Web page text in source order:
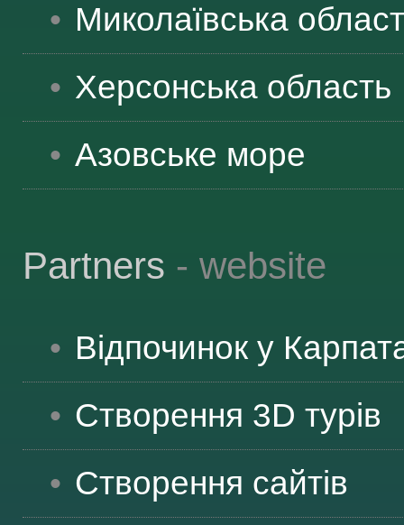
Миколаївська
Херсонська область
Азовське море
Partners - website
Відпочинок у
Створення 3D турів
Створення сайтів